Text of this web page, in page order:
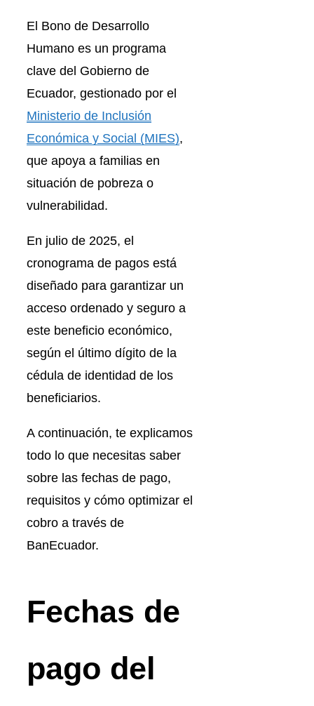
El Bono de Desarrollo
Humano es un programa
clave del Gobierno de
Ecuador, gestionado por el
Ministerio de Inclusión
Económica y Social (MIES),
que apoya a familias en
situación de pobreza o
vulnerabilidad.
En julio de 2025, el
cronograma de pagos está
diseñado para garantizar un
acceso ordenado y seguro a
este beneficio económico,
según el último dígito de la
cédula de identidad de los
beneficiarios.
A continuación, te explicamos
todo lo que necesitas saber
sobre las fechas de pago,
requisitos y cómo optimizar el
cobro a través de
BanEcuador.
Fechas de
pago del